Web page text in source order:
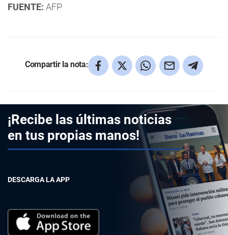
FUENTE: AFP
Compartir la nota:
¡Recibe las últimas noticias
en tus propias manos!
DESCARGA LA APP